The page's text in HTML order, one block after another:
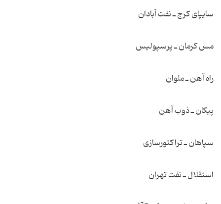
سایپای كرج ـ نفت آبادان
مس كرمان ـ پرسپولیس
راه آهن ـ ملوان
پیكان ـ ذوب آهن
سپاهان ـ تراكتورسازی
استقلال ـ نفت تهران